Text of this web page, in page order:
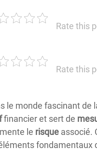
Rate this
Rate this
le monde fascinant de
financier et sert de
le risque associé.
fondamentaux